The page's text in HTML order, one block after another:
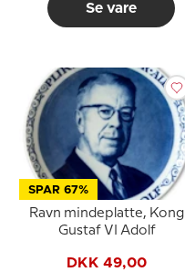
Se vare
SPAR 67%
Ravn mindeplatte, Kong
Gustaf VI Adolf
DKK 49,00